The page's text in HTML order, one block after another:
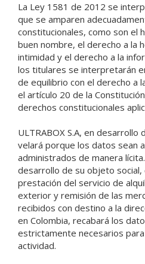
La Ley 1581 de 2012 se
que se amparen
constitucionales, como son el
buen nombre, el derecho a la
intimidad y el derecho a la
los titulares se interpretarán
de equilibrio con el derecho a
el artículo 20 de la
derechos constitucionales
ULTRABOX S.A, en desarrollo
velará porque los datos sean
administrados de manera
desarrollo de su objeto social,
prestación del servicio de
exterior y remisión de las
recibidos con destino a la
en Colombia, recabará los
estrictamente necesarios
actividad.